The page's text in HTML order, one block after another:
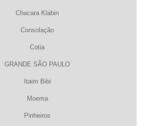
Chacara Klabin
Consolação
Cotia
GRANDE SÃO PAULO
Itaim Bibi
Moema
Pinheiros